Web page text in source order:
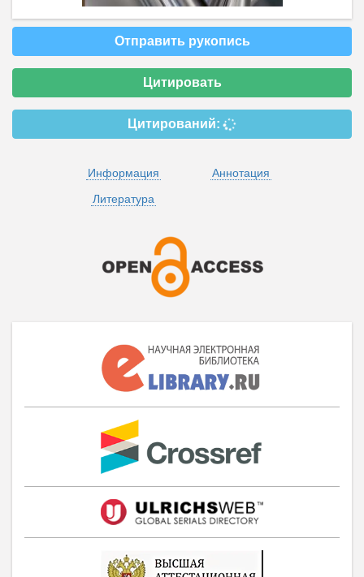
Отправить рукопись
Цитировать
Цитирований:
Информация
Аннотация
Литература